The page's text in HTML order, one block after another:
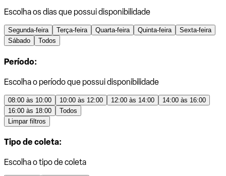
Escolha os dias que possui disponibilidade
Segunda-feira Terça-feira Quarta-feira Quinta-feira
Sexta-feira
Sábado
Todos
Período:
Escolha o período que possui disponibilidade
08:00 às 10:00 10:00 às 12:00 12:00 às 14:00
14:00 às 16:00
16:00 às 18:00
Todos
Limpar filtros
Tipo de coleta:
Escolha o tipo de coleta